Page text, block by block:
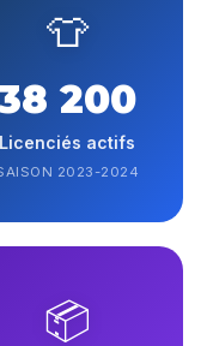
👕
200
Licenciés actifs
2023-2024
📦